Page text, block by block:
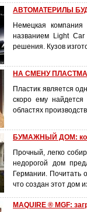
АВТОМАТЕРИЛЫ
Немецкая
названием Light
решения. Кузов
НА СМЕНУ
Пластик является
скоро ему
областях
БУМАЖНЫЙ ДОМ:
Прочный, легко
недорогой дом
Германии. Почитать
что создан этот дом
MAQUIRE ® MGF: